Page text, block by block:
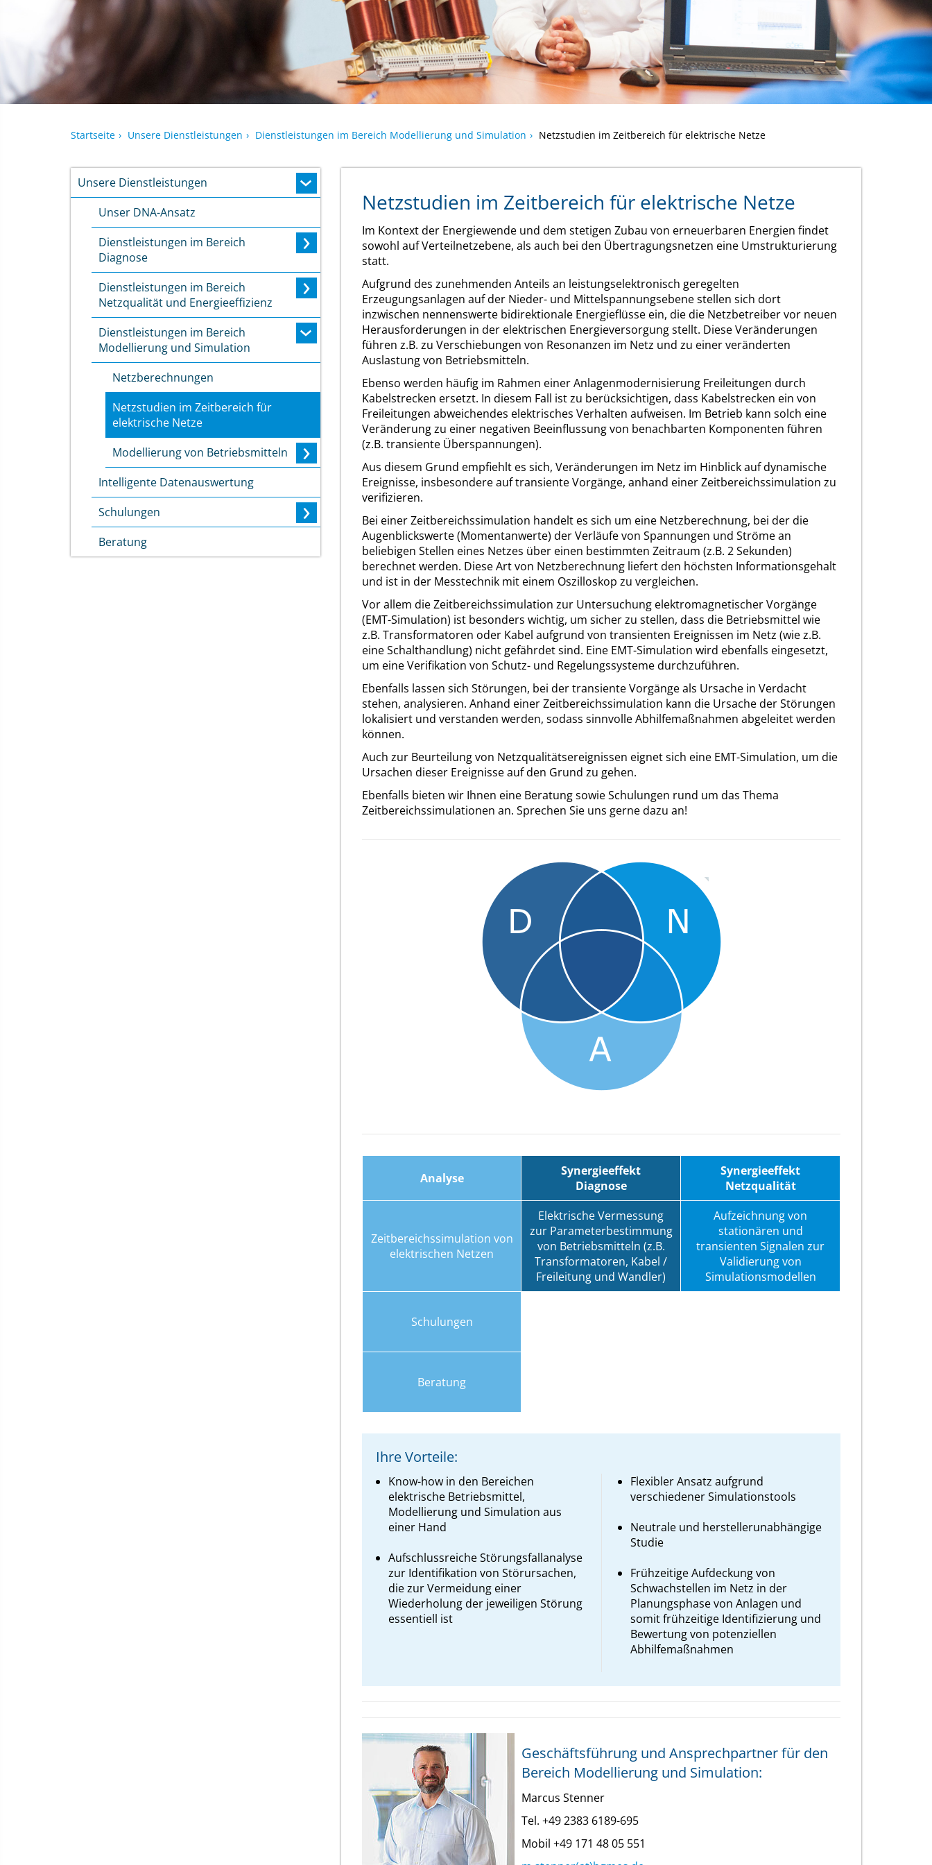
Startseite Unsere Dienstleistungen Dienstleistungen im Bereich Modellierung und Simulation Netzstudien im Zeitbereich für elektrische Netze
Highlight
Netzstudien im Zeitbereich für elektrische Netze
Im Kontext der Energiewende und dem stetigen Zubau von erneuerbaren Energien findet
sowohl auf Verteilnetzebene, als auch bei den Übertragungsnetzen eine Umstrukturierung
statt.
Aufgrund des zunehmenden Anteils an leistungselektronisch geregelten
Erzeugungsanlagen auf der Nieder- und Mittelspannungsebene stellen sich dort
inzwischen nennenswerte bidirektionale Energieflüsse ein, die die Netzbetreiber vor neuen
Herausforderungen in der elektrischen Energieversorgung stellt. Diese Veränderungen
führen z.B. zu Verschiebungen von Resonanzen im Netz und zu einer veränderten
Auslastung von Betriebsmitteln.
Ebenso werden häufig im Rahmen einer Anlagenmodernisierung Freileitungen durch
Kabelstrecken ersetzt. In diesem Fall ist zu berücksichtigen, dass Kabelstrecken ein von
Freileitungen abweichendes elektrisches Verhalten aufweisen. Im Betrieb kann solch eine
Veränderung zu einer negativen Beeinflussung von benachbarten Komponenten führen
(z.B. transiente Überspannungen).
Aus diesem Grund empfiehlt es sich, Veränderungen im Netz im Hinblick auf dynamische
Ereignisse, insbesondere auf transiente Vorgänge, anhand einer Zeitbereichssimulation zu
verifizieren.
Bei einer Zeitbereichssimulation handelt es sich um eine Netzberechnung, bei der die
Augenblickswerte (Momentanwerte) der Verläufe von Spannungen und Ströme an
beliebigen Stellen eines Netzes über einen bestimmten Zeitraum (z.B. 2 Sekunden)
berechnet werden. Diese Art von Netzberechnung liefert den höchsten Informationsgehalt
und ist in der Messtechnik mit einem Oszilloskop zu vergleichen.
Vor allem die Zeitbereichssimulation zur Untersuchung elektromagnetischer Vorgänge
(EMT-Simulation) ist besonders wichtig, um sicher zu stellen, dass die Betriebsmittel wie
z.B. Transformatoren oder Kabel aufgrund von transienten Ereignissen im Netz (wie z.B.
eine Schalthandlung) nicht gefährdet sind. Eine EMT-Simulation wird ebenfalls eingesetzt,
um eine Verifikation von Schutz- und Regelungssysteme durchzuführen.
Ebenfalls lassen sich Störungen, bei der transiente Vorgänge als Ursache in Verdacht
stehen, analysieren. Anhand einer Zeitbereichssimulation kann die Ursache der Störungen
lokalisiert und verstanden werden, sodass sinnvolle Abhilfemaßnahmen abgeleitet werden
können.
Auch zur Beurteilung von Netzqualitätsereignissen eignet sich eine EMT-Simulation, um die
Ursachen dieser Ereignisse auf den Grund zu gehen.
Ebenfalls bieten wir Ihnen eine Beratung sowie Schulungen rund um das Thema
Zeitbereichssimulationen an. Sprechen Sie uns gerne dazu an!
Analyse
Synergieeffekt
Diagnose
Synergieeffekt
Netzqualität
Zeitbereichssimulation von
elektrischen Netzen
Elektrische Vermessung
zur Parameterbestimmung
von Betriebsmitteln (z.B.
Transformatoren, Kabel /
Freileitung und Wandler)
Aufzeichnung von
stationären und
transienten Signalen zur
Validierung von
Simulationsmodellen
Schulungen
Beratung
Ihre Vorteile:
Know-how in den Bereichen
elektrische Betriebsmittel,
Modellierung und Simulation aus
einer Hand
Aufschlussreiche Störungsfallanalyse
zur Identifikation von Störursachen,
die zur Vermeidung einer
Wiederholung der jeweiligen Störung
essentiell ist
Flexibler Ansatz aufgrund
verschiedener Simulationstools
Neutrale und herstellerunabhängige
Studie
Frühzeitige Aufdeckung von
Schwachstellen im Netz in der
Planungsphase von Anlagen und
somit frühzeitige Identifizierung und
Bewertung von potenziellen
Abhilfemaßnahmen
Geschäftsführung und Ansprechpartner für den
Bereich Modellierung und Simulation:
Marcus Stenner
Tel. +49 2383 6189-695
Mobil +49 171 48 05 551
Unsere Dienstleistungen
Unser DNA-Ansatz
Dienstleistungen im Bereich
Diagnose
Dienstleistungen im Bereich
Netzqualität und Energieeffizienz
Dienstleistungen im Bereich
Modellierung und Simulation
Netzberechnungen
Netzstudien im Zeitbereich für
elektrische Netze
Modellierung von Betriebsmitteln
Intelligente Datenauswertung
Schulungen
Beratung